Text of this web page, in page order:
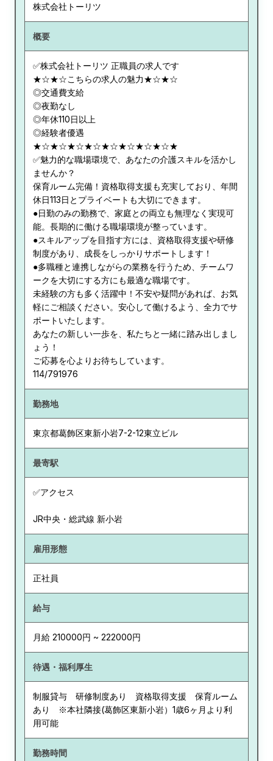
株式会社トーリツ
概要
✅株式会社トーリツ 正職員の求人です
★☆★☆こちらの求人の魅力★☆★☆
◎交通費支給
◎夜勤なし
◎年休110日以上
◎経験者優遇
★☆★☆★☆★☆★☆★☆★☆★☆★
✅魅力的な職場環境で、あなたの介護スキルを活かし
ませんか？
保育ルーム完備！資格取得支援も充実しており、年間
休日113日とプライベートも大切にできます。
●日勤のみの勤務で、家庭との両立も無理なく実現可
能。長期的に働ける職場環境が整っています。
●スキルアップを目指す方には、資格取得支援や研修
制度があり、成長をしっかりサポートします！
●多職種と連携しながらの業務を行うため、チームワ
ークを大切にする方にも最適な職場です。
未経験の方も多く活躍中！不安や疑問があれば、お気
軽にご相談ください。安心して働けるよう、全力でサ
ポートいたします。
あなたの新しい一歩を、私たちと一緒に踏み出しまし
ょう！
ご応募を心よりお待ちしています。
114/791976
勤務地
東京都葛飾区東新小岩7-2-12東立ビル
最寄駅
✅アクセス
JR中央・総武線 新小岩
雇用形態
正社員
給与
月給 210000円 ~ 222000円
待遇・福利厚生
制服貸与 研修制度あり 資格取得支援 保育ルーム
あり ※本社隣接(葛飾区東新小岩）1歳6ヶ月より利
用可能
勤務時間